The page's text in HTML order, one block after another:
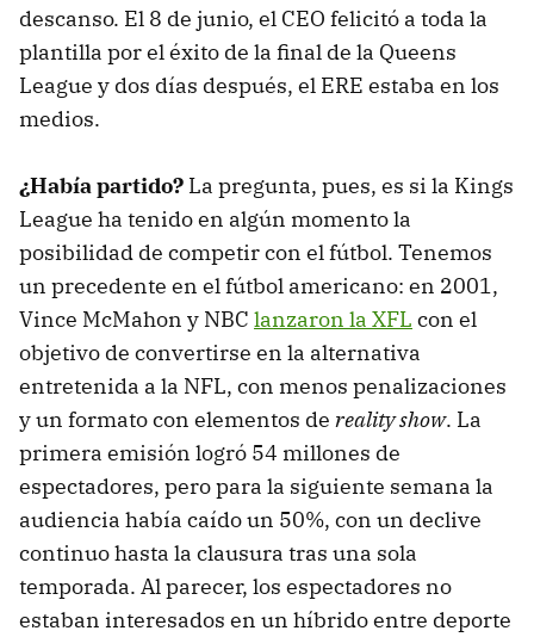
descanso. El 8 de junio, el CEO felicitó a toda la
plantilla por el éxito de la final de la Queens
League y dos días después, el ERE estaba en los
medios.
¿Había partido? La pregunta, pues, es si la Kings
League ha tenido en algún momento la
posibilidad de competir con el fútbol. Tenemos
un precedente en el fútbol americano: en 2001,
Vince McMahon y NBC lanzaron la XFL con el
objetivo de convertirse en la alternativa
entretenida a la NFL, con menos penalizaciones
y un formato con elementos de reality show. La
primera emisión logró 54 millones de
espectadores, pero para la siguiente semana la
audiencia había caído un 50%, con un declive
continuo hasta la clausura tras una sola
temporada. Al parecer, los espectadores no
estaban interesados en un híbrido entre deporte